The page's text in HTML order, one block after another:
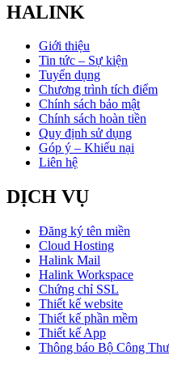
HALINK
Giới thiệu
Tin tức – Sự kiện
Tuyển dụng
Chương trình tích điểm
Chính sách bảo mật
Chính sách hoàn tiền
Quy định sử dụng
Góp ý – Khiếu nại
Liên hệ
DỊCH VỤ
Đăng ký tên miền
Cloud Hosting
Halink Mail
Halink Workspace
Chứng chỉ SSL
Thiết kế website
Thiết kế phần mềm
Thiết kế App
Thông báo Bộ Công